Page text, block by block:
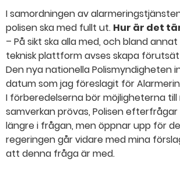
I samordningen av
polisen ska med fullt ut. Hur är det
– På sikt ska alla med, och bland
teknisk plattform avses skapa
Den nya nationella Polismyndigheten
datum som jag föreslagit för
I förberedelserna bör möjligheterna
samverkan prövas, Polisen
längre i frågan, men öppnar upp för
regeringen går vidare med mina
att denna fråga är med.